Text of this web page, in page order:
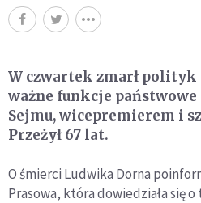
W czwartek zmarł polityk
ważne funkcje państwowe
Sejmu, wicepremierem i
Przeżył 67 lat.
O śmierci Ludwika Dorna
Prasowa, która dowiedziała się o